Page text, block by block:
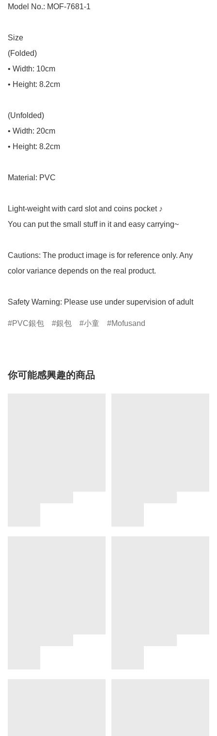
Model No.: MOF-7681-1
Size
(Folded)
• Width: 10cm
• Height: 8.2cm
(Unfolded)
• Width: 20cm
• Height: 8.2cm
Material: PVC
Light-weight with card slot and coins pocket ♪
You can put the small stuff in it and easy carrying~
Cautions: The product image is for reference only. Any
color variance depends on the real product.
Safety Warning: Please use under supervision of adult
PVC銀包 銀包 小童 Mofusand
你可能感興趣的商品